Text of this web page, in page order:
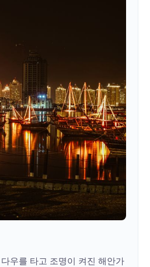
우를 타고 조명이 켜진 해안가